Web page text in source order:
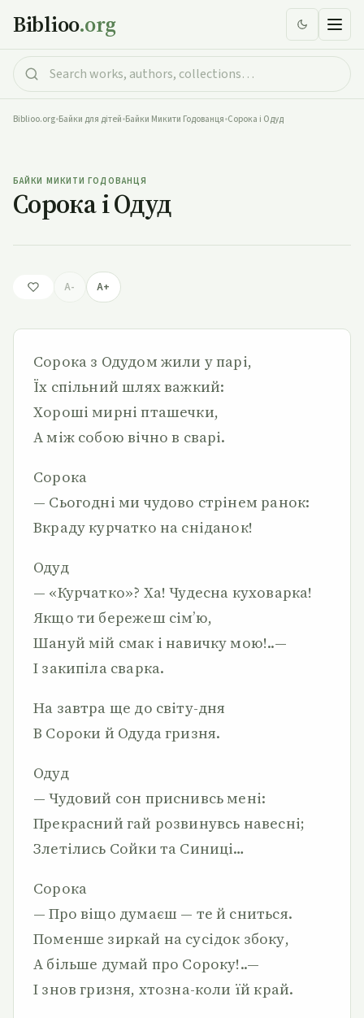
Biblioo.org
Biblioo.org•Байки для дітей•Байки Микити Годованця•Сорока і Одуд
БАЙКИ МИКИТИ ГОДОВАНЦЯ
Сорока і Одуд
A- A+
Сорока з Одудом жили у парі,
Їх спільний шлях важкий:
Хороші мирні пташечки,
А між собою вічно в сварі.
Сорока
— Сьогодні ми чудово стрінем ранок:
Вкраду курчатко на сніданок!
Одуд
— «Курчатко»? Ха! Чудесна куховарка!
Якщо ти бережеш сім’ю,
Шануй мій смак і навичку мою!..—
І закипіла сварка.
На завтра ще до світу-дня
В Сороки й Одуда гризня.
Одуд
— Чудовий сон приснивсь мені:
Прекрасний гай розвинувсь навесні;
Злетілись Сойки та Синиці…
Сорока
— Про віщо думаєш — те й сниться.
Поменше зиркай на сусідок збоку,
А більше думай про Сороку!..—
І знов гризня, хтозна-коли їй край.